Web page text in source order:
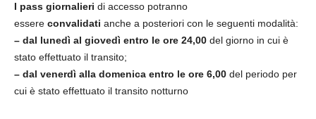
I pass giornalieri di accesso potranno
essere convalidati anche a posteriori con le seguenti modalità:
– dal lunedì al giovedì entro le ore 24,00 del giorno in cui è
stato effettuato il transito;
– dal venerdì alla domenica entro le ore 6,00 del periodo per
cui è stato effettuato il transito notturno